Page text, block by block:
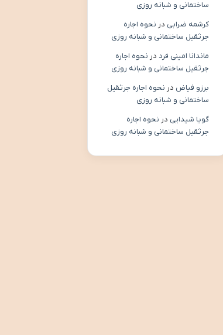
ساختمانی و شبانه روزی
کرشمه ضرابی در نحوه اجاره
جرثقیل ساختمانی و شبانه روزی
ماندانا امینی فرد در نحوه اجاره
جرثقیل ساختمانی و شبانه روزی
برزو فیاض در نحوه اجاره جرثقیل
ساختمانی و شبانه روزی
گویا شیدایی در نحوه اجاره
جرثقیل ساختمانی و شبانه روزی